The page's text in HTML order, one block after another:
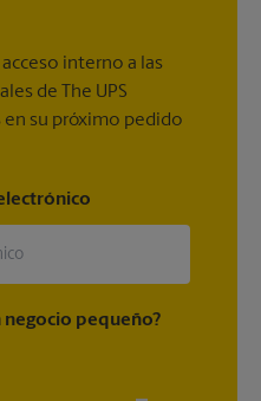
interno a las
de The UPS
en su próximo pedido
pequeño?